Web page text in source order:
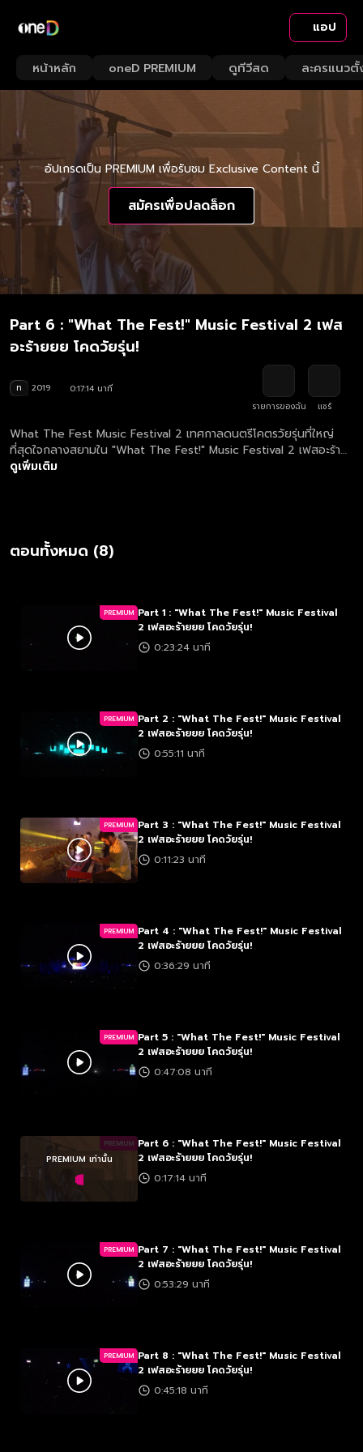
แอป
หน้าหลัก oneD PREMIUM ดูทีวีสด ละครแนวตั้
อัปเกรดเป็น PREMIUM เพื่อรับชม Exclusive Content นี้
สมัครเพื่อปลดล็อก
Part 6 : "What The Fest!" Music Festival 2 เฟส
อะร้ายยย โคดวัยรุ่น!
ท 2019
0:17:14 นาที
รายการของฉัน
แชร์
What The Fest Music Festival 2 เทศกาลดนตรีโคตรวัยรุ่นที่ใหญ่
ที่สุดใจกลางสยามใน "What The Fest!" Music Festival 2 เฟสอะร้าย
ยย โคดวัยรุ่น! ได้เวลาสนุกสุดเหวี่ยงกับเทศกาลคอนเสิร์ตกันแล้ว เพื่อน!
ดูเพิ่มเติม
ตอนทั้งหมด (8)
PREMIUM Part 1 : "What The Fest!" Music Festival
2 เฟสอะร้ายยย โคดวัยรุ่น!
0:23:24 นาที
PREMIUM Part 2 : "What The Fest!" Music Festival
2 เฟสอะร้ายยย โคดวัยรุ่น!
0:55:11 นาที
PREMIUM Part 3 : "What The Fest!" Music Festival
2 เฟสอะร้ายยย โคดวัยรุ่น!
0:11:23 นาที
PREMIUM Part 4 : "What The Fest!" Music Festival
2 เฟสอะร้ายยย โคดวัยรุ่น!
0:36:29 นาที
PREMIUM Part 5 : "What The Fest!" Music Festival
2 เฟสอะร้ายยย โคดวัยรุ่น!
0:47:08 นาที
PREMIUM
PREMIUM เท่านั้น
Part 6 : "What The Fest!" Music Festival
2 เฟสอะร้ายยย โคดวัยรุ่น!
0:17:14 นาที
PREMIUM Part 7 : "What The Fest!" Music Festival
2 เฟสอะร้ายยย โคดวัยรุ่น!
0:53:29 นาที
PREMIUM Part 8 : "What The Fest!" Music Festival
2 เฟสอะร้ายยย โคดวัยรุ่น!
0:45:18 นาที